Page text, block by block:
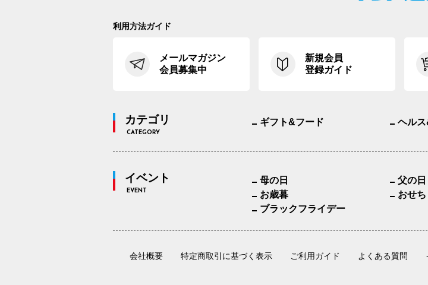
利用方法ガイド
メールマガジン
会員募集中
新規会員
登録ガイド
カテゴリ
CATEGORY
ギフト&フード ヘル
イベント
EVENT
母の日 父の日
お歳暮
おせち
ブラックフライデー
会社概要 特定商取引に基づく表示 ご利用ガイド よくある質問